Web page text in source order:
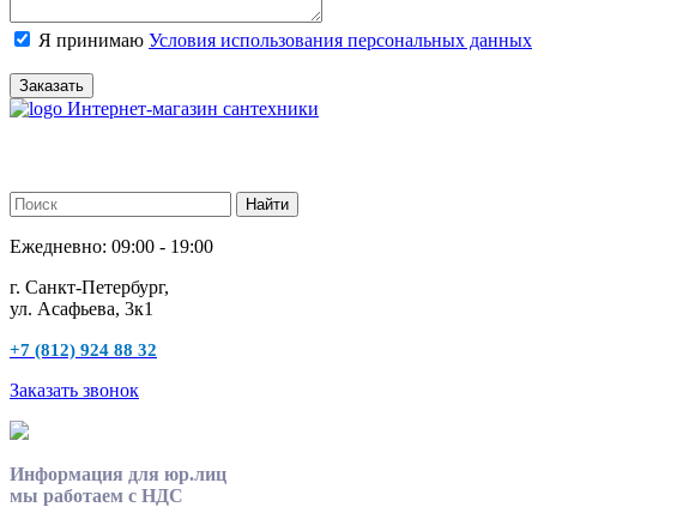
Я принимаю Условия использования персональных данных
Заказать
Интернет-магазин сантехники
Ежедневно: 09:00 - 19:00
г. Санкт-Петербург,
ул. Асафьева, 3к1
+7 (812) 924 88 32
Заказать звонок
Информация для юр.лиц
мы работаем с НДС